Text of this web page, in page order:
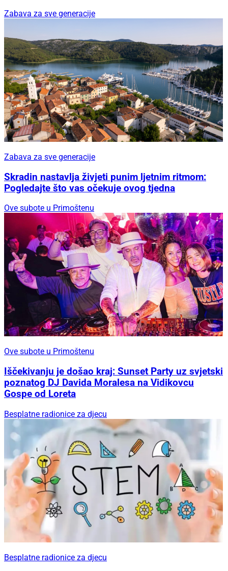
Zabava za sve generacije
Zabava za sve generacije
Skradin nastavlja živjeti punim ljetnim ritmom:
Pogledajte što vas očekuje ovog tjedna
Ove subote u Primoštenu
Ove subote u Primoštenu
Iščekivanju je došao kraj: Sunset Party uz svjetski
poznatog DJ Davida Moralesa na Vidikovcu
Gospe od Loreta
Besplatne radionice za djecu
Besplatne radionice za djecu